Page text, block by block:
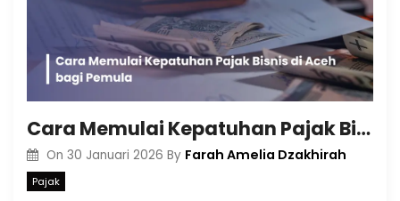
Cara Memulai Kepatuhan Pajak Bisnis di Aceh bagi Pemula
On 30 Januari 2026 By Farah Amelia Dzakhirah
Pajak